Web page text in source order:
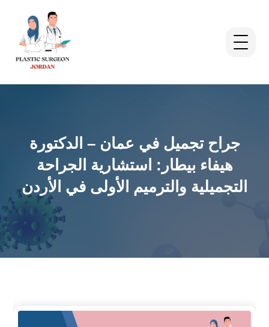
جراح تجميل في عمان – الدكتورة
هيفاء بيطار: استشارية الجراحة
التجميلية والترميم الأولى في الأردن